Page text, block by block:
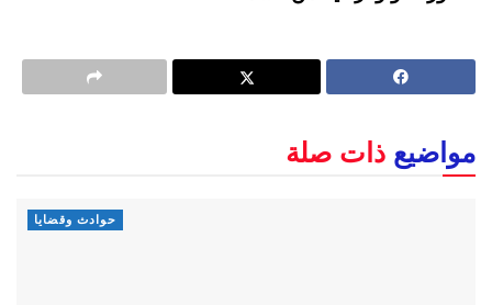
مواضيع ذات صلة
حوادث وقضايا